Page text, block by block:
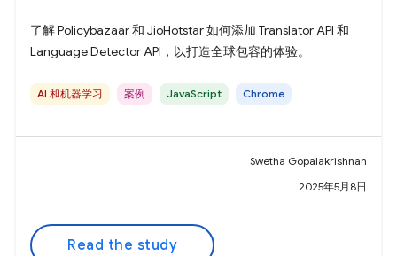
了解 Policybazaar 和 JioHotstar 如何添加 Translator API 和
Language Detector API，以打造全球包容的体验。
AI 和机器学习 案例 JavaScript Chrome
Swetha Gopalakrishnan
2025年5月8日
Read the study